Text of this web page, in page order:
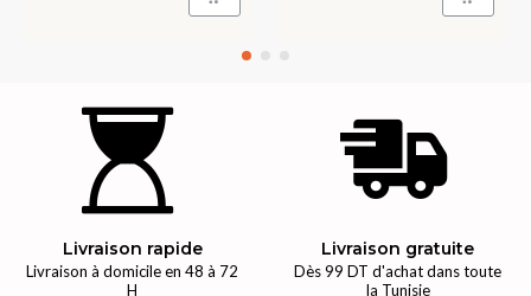
Livraison rapide
Livraison à domicile en 48 à 72
H
Livraison gratuite
Dès 99 DT d'achat dans toute
la Tunisie